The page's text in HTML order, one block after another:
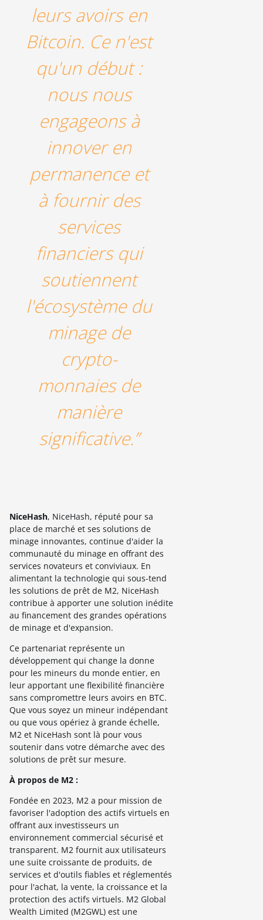
leurs avoirs en
Bitcoin. Ce n'est
qu'un début :
nous nous
engageons à
innover en
permanence et
à fournir des
services
financiers qui
soutiennent
l'écosystème du
minage de
crypto-
monnaies de
manière
significative.”
NiceHash, NiceHash, réputé pour sa
place de marché et ses solutions de
minage innovantes, continue d'aider la
communauté du minage en offrant des
services novateurs et conviviaux. En
alimentant la technologie qui sous-tend
les solutions de prêt de M2, NiceHash
contribue à apporter une solution inédite
au financement des grandes opérations
de minage et d'expansion.
Ce partenariat représente un
développement qui change la donne
pour les mineurs du monde entier, en
leur apportant une flexibilité financière
sans compromettre leurs avoirs en BTC.
Que vous soyez un mineur indépendant
ou que vous opériez à grande échelle,
M2 et NiceHash sont là pour vous
soutenir dans votre démarche avec des
solutions de prêt sur mesure.
À propos de M2 :
Fondée en 2023, M2 a pour mission de
favoriser l'adoption des actifs virtuels en
offrant aux investisseurs un
environnement commercial sécurisé et
transparent. M2 fournit aux utilisateurs
une suite croissante de produits, de
services et d'outils fiables et réglementés
pour l'achat, la vente, la croissance et la
protection des actifs virtuels. M2 Global
Wealth Limited (M2GWL) est une